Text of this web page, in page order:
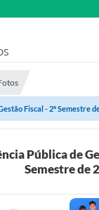
Fiscal - 2º Semestre
Pública de
Semestre de